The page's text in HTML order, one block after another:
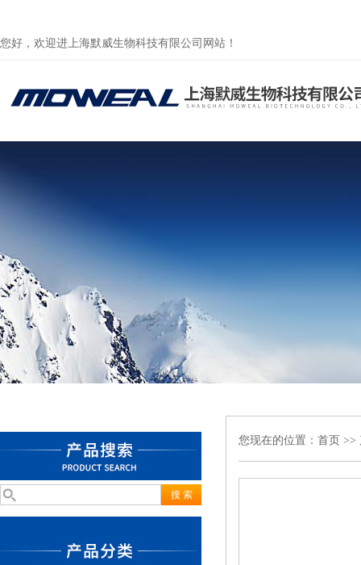
您好，欢迎进上海默威生物科技有限公司网站！
您现在的位置： 首页 >>